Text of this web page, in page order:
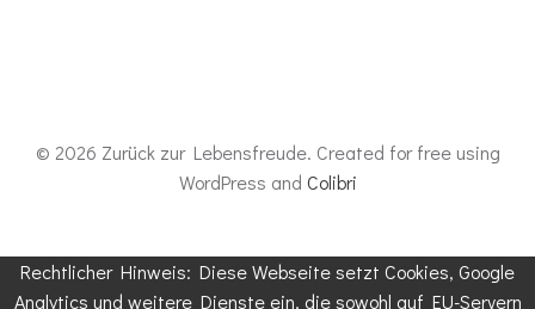
© 2026 Zurück zur Lebensfreude. Created for free using
WordPress and Colibri
Rechtlicher Hinweis: Diese Webseite setzt Cookies, Google
Analytics und weitere Dienste ein, die sowohl auf EU-Servern